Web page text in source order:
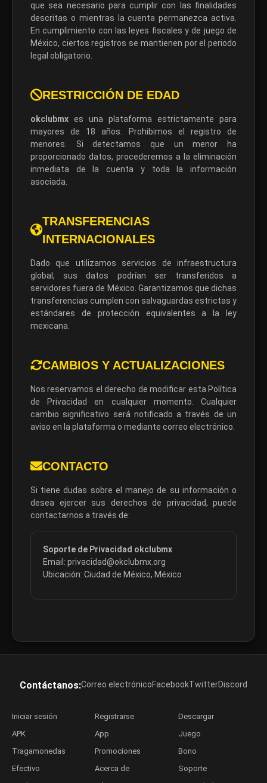
que sea necesario para cumplir con las finalidades
descritas o mientras la cuenta permanezca activa.
En cumplimiento con las leyes fiscales y de juego de
México, ciertos registros se mantienen por el periodo
legal obligatorio.
RESTRICCIÓN DE EDAD
okclubmx es una plataforma estrictamente para
mayores de 18 años. Prohibimos el registro de
menores. Si detectamos que un menor ha
proporcionado datos, procederemos a la eliminación
inmediata de la cuenta y toda la información
asociada.
TRANSFERENCIAS
INTERNACIONALES
Dado que utilizamos servicios de infraestructura
global, sus datos podrían ser transferidos a
servidores fuera de México. Garantizamos que dichas
transferencias cumplen con salvaguardas estrictas y
estándares de protección equivalentes a la ley
mexicana.
CAMBIOS Y ACTUALIZACIONES
Nos reservamos el derecho de modificar esta Política
de Privacidad en cualquier momento. Cualquier
cambio significativo será notificado a través de un
aviso en la plataforma o mediante correo electrónico.
CONTACTO
Si tiene dudas sobre el manejo de su información o
desea ejercer sus derechos de privacidad, puede
contactarnos a través de:
Soporte de Privacidad okclubmx
Email: privacidad@okclubmx.org
Ubicación: Ciudad de México, México
Contáctanos:Correo electrónicoFacebookTwitterDiscord
Iniciar sesión Registrarse
Descargar
APK
App
Juego
Tragamonedas
Promociones
Bono
Efectivo
Acerca de
Soporte